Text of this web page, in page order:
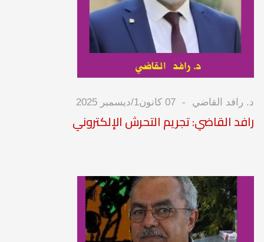
د. رافد القاضي 07 كانون1/ديسمبر 2025
رافد القاضي: تجريم التحرش الإلكتروني